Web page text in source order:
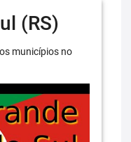
(RS)
municípios no